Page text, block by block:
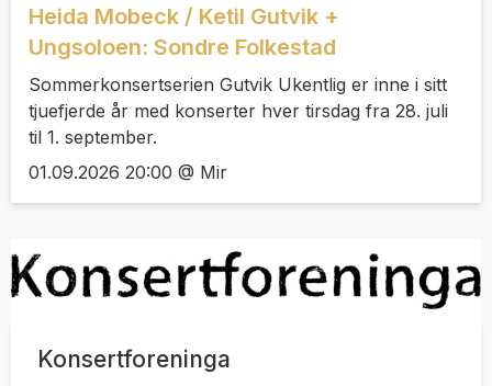
Heida Mobeck / Ketil Gutvik +
Ungsoloen: Sondre Folkestad
Sommerkonsertserien Gutvik Ukentlig er inne i sitt
tjuefjerde år med konserter hver tirsdag fra 28. juli
til 1. september.
01.09.2026 20:00 @ Mir
Konsertforeninga